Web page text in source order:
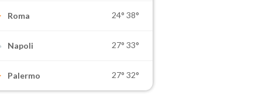
Roma 24° 38°
Napoli 27° 33°
Palermo 27° 32°